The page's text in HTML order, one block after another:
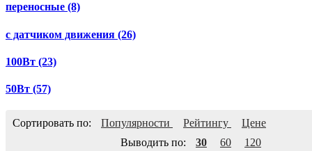
переносные (8)
с датчиком движения (26)
100Вт (23)
50Вт (57)
Сортировать по: Популярности Рейтингу
Цене
Выводить по:
30 60 120